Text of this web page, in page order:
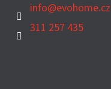
info@evohome.cz
311 257 435